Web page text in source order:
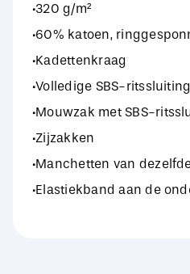
·320 g/m²
·60% katoen,
·Kadettenkraag
·Volledige SBS-ritssluiting
·Mouwzak met SBS-
·Zijzakken
·Manchetten van
·Elastiekband aan de